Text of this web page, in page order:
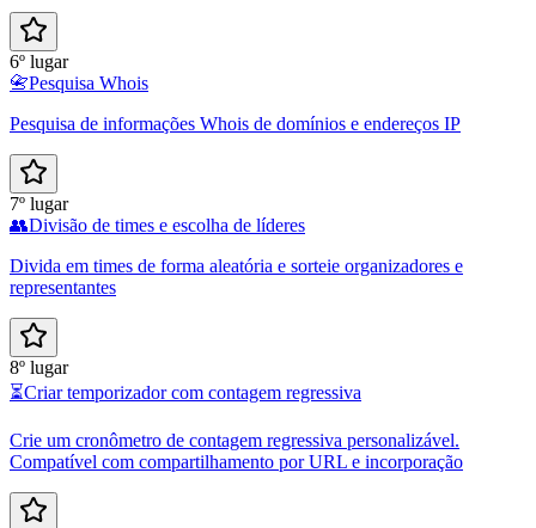
6º lugar
📇Pesquisa Whois
Pesquisa de informações Whois de domínios e endereços IP
7º lugar
👥Divisão de times e escolha de líderes
Divida em times de forma aleatória e sorteie organizadores e
representantes
8º lugar
⏳Criar temporizador com contagem regressiva
Crie um cronômetro de contagem regressiva personalizável.
Compatível com compartilhamento por URL e incorporação